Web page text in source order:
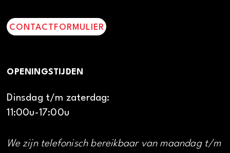
CONTACTFORMULIER
OPENINGSTIJDEN
Dinsdag t/m zaterdag:
11:00u-17:00u
We zijn telefonisch bereikbaar van maandag t/m